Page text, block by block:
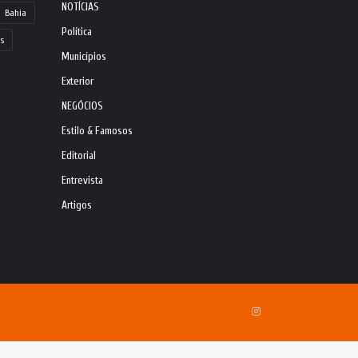
Bahia
NOTÍCIAS
Política
Municípios
Exterior
NEGÓCIOS
Estilo & Famosos
Editorial
Entrevista
Artigos
Instagram